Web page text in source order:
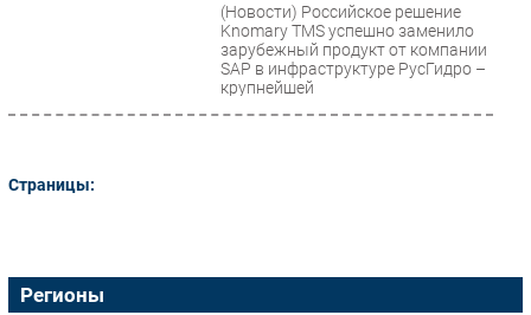
(Новости) Российское решение
Knomary TMS успешно заменило
зарубежный продукт от компании
SAP в инфраструктуре РусГидро –
крупнейшей
Страницы:
Регионы